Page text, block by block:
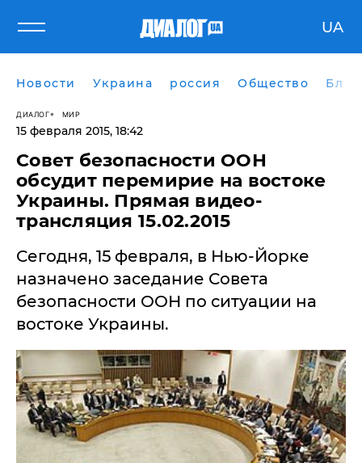
UA
Новости Украина россия Общество
ДИАЛОГ МИР
15 февраля 2015, 18:42
Совет безопасности ООН
обсудит перемирие на востоке
Украины. Прямая видео-
трансляция 15.02.2015
Сегодня, 15 февраля, в Нью-Йорке
назначено заседание Совета
безопасности ООН по ситуации на
востоке Украины.